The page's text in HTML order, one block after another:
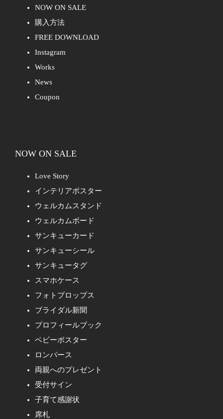
NOW ON SALE
購入方法
FREE DOWNLOAD
Instagram
Works
News
Coupon
NOW ON SALE
Love Story
インテリアポスター
ウェルカムスタンド
ウェルカムボード
サンキューカード
サンキューシール
サンキュータグ
スマホケース
フォトプロップス
ブライダル新聞
プロフィールブック
ベビーポスター
ロンパース
両親へのプレゼント
受付サイン
子育て感謝状
席札